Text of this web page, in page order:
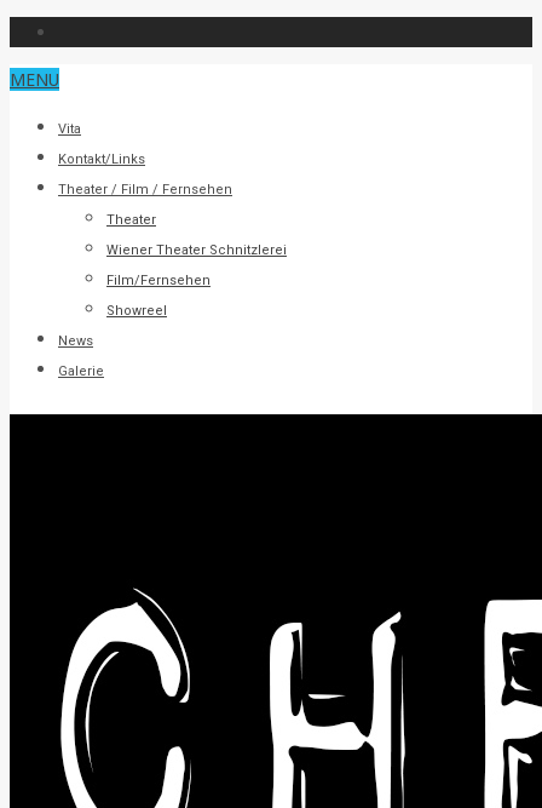
MENU
Vita
Kontakt/Links
Theater / Film / Fernsehen
Theater
Wiener Theater Schnitzlerei
Film/Fernsehen
Showreel
News
Galerie